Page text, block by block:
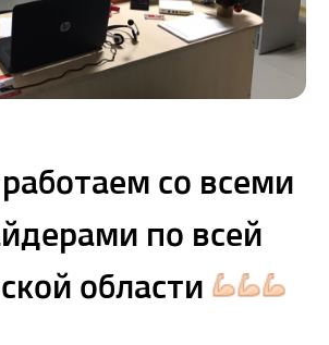
со всеми
по всей
области